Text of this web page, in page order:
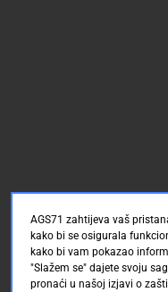
AGS71 zahtijeva vaš
kako bi se osigurala
kako bi vam pokazao
"Slažem se" dajete svoju
pronaći u našoj izjavi o